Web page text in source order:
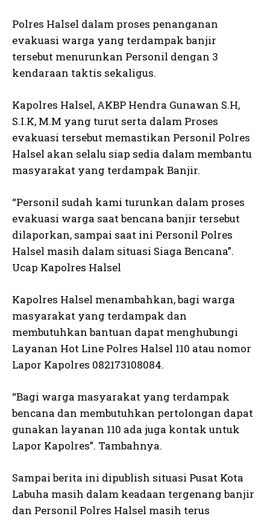
Polres Halsel dalam proses penanganan
evakuasi warga yang terdampak banjir
tersebut menurunkan Personil dengan 3
kendaraan taktis sekaligus.
Kapolres Halsel, AKBP Hendra Gunawan S.H,
S.I.K, M.M yang turut serta dalam Proses
evakuasi tersebut memastikan Personil Polres
Halsel akan selalu siap sedia dalam membantu
masyarakat yang terdampak Banjir.
“Personil sudah kami turunkan dalam proses
evakuasi warga saat bencana banjir tersebut
dilaporkan, sampai saat ini Personil Polres
Halsel masih dalam situasi Siaga Bencana”.
Ucap Kapolres Halsel
Kapolres Halsel menambahkan, bagi warga
masyarakat yang terdampak dan
membutuhkan bantuan dapat menghubungi
Layanan Hot Line Polres Halsel 110 atau nomor
Lapor Kapolres 082173108084.
“Bagi warga masyarakat yang terdampak
bencana dan membutuhkan pertolongan dapat
gunakan layanan 110 ada juga kontak untuk
Lapor Kapolres”. Tambahnya.
Sampai berita ini dipublish situasi Pusat Kota
Labuha masih dalam keadaan tergenang banjir
dan Personil Polres Halsel masih terus